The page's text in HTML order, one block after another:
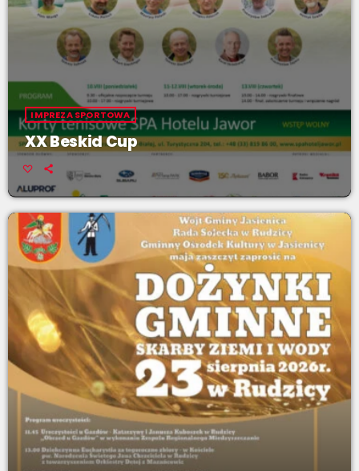
IMPREZA SPORTOWA
XX Beskid Cup